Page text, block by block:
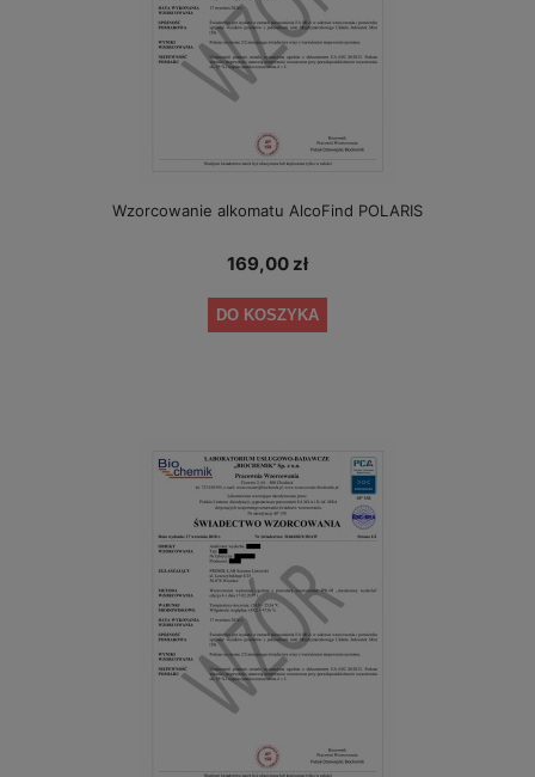
Wzorcowanie alkomatu AlcoFind POLARIS
169,00 zł
DO KOSZYKA